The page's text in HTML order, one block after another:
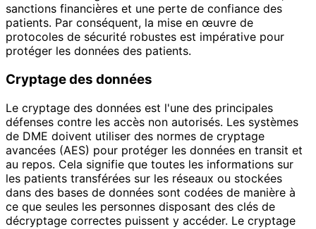
sanctions financières et une perte de confiance des
patients. Par conséquent, la mise en œuvre de
protocoles de sécurité robustes est impérative pour
protéger les données des patients.
Cryptage des données
Le cryptage des données est l'une des principales
défenses contre les accès non autorisés. Les systèmes
de DME doivent utiliser des normes de cryptage
avancées (AES) pour protéger les données en transit et
au repos. Cela signifie que toutes les informations sur
les patients transférées sur les réseaux ou stockées
dans des bases de données sont codées de manière à
ce que seules les personnes disposant des clés de
décryptage correctes puissent y accéder. Le cryptage